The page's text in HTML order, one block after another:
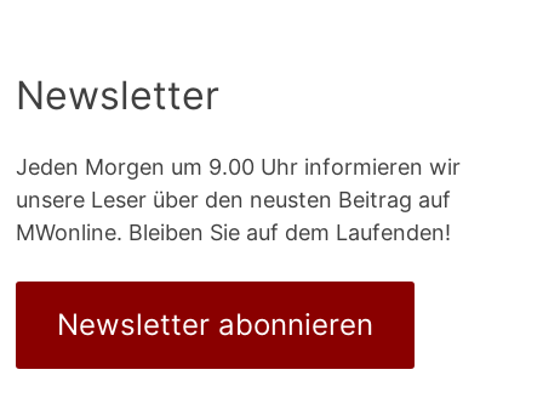
Newsletter
Jeden Morgen um 9.00 Uhr informieren wir
unsere Leser über den neusten Beitrag auf
MWonline. Bleiben Sie auf dem Laufenden!
Newsletter abonnieren